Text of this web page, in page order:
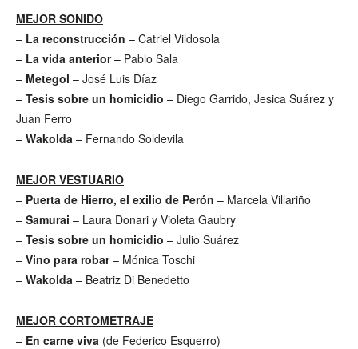
MEJOR SONIDO
– La reconstrucción – Catriel Vildosola
– La vida anterior– Pablo Sala
– Metegol – José Luis Díaz
– Tesis sobre un homicidio – Diego Garrido, Jesica Suárez y
Juan Ferro
– Wakolda – Fernando Soldevila
MEJOR VESTUARIO
– Puerta de Hierro, el exilio de Perón – Marcela Villariño
– Samurai – Laura Donari y Violeta Gaubry
– Tesis sobre un homicidio – Julio Suárez
– Vino para robar– Mónica Toschi
– Wakolda – Beatriz Di Benedetto
MEJOR CORTOMETRAJE
– En carne viva (de Federico Esquerro)